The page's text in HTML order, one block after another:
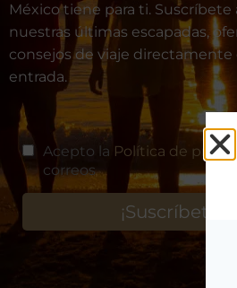
México tiene para ti. Suscríbete
nuestras últimas escapadas,
consejos de viaje
entrada.